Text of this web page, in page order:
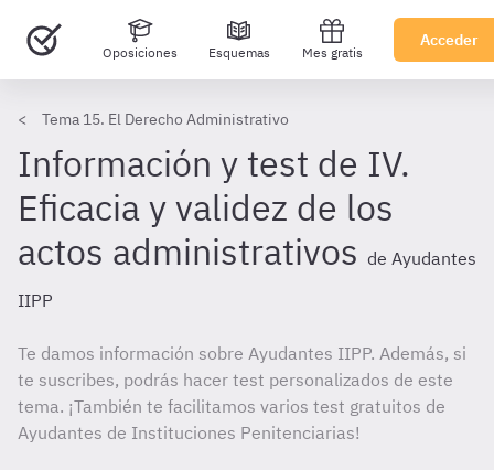
Oposiciones Esquemas Mes gratis
Acceder
Tema 15. El Derecho Administrativo
Información y test de IV.
Eficacia y validez de los
actos administrativos de Ayudantes
IIPP
Te damos información sobre Ayudantes IIPP. Además, si
te suscribes, podrás hacer test personalizados de este
tema. ¡También te facilitamos varios test gratuitos de
Ayudantes de Instituciones Penitenciarias!